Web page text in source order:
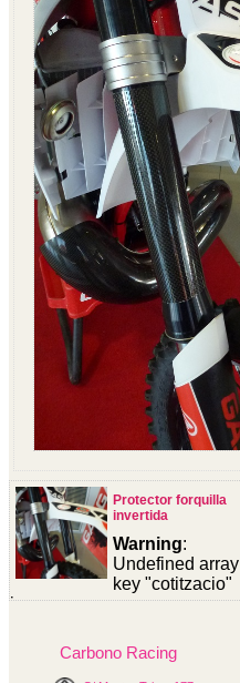
Protector forquilla
invertida
Warning:
Undefined array
key "cotitzacio"
in
on line391
Carbono Racing